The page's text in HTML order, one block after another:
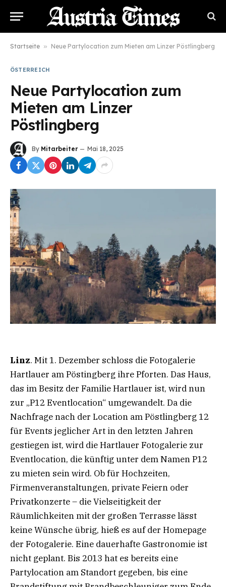
Startseite » Neue Partylocation zum Mieten am Linzer Pöstlingberg
ÖSTERREICH
Neue Partylocation zum
Mieten am Linzer
Pöstlingberg
By Mitarbeiter Mai 18, 2025
Linz. Mit 1. Dezember schloss die Fotogalerie
Hartlauer am Pöstingberg ihre Pforten. Das Haus,
das im Besitz der Familie Hartlauer ist, wird nun
zur „P12 Eventlocation“ umgewandelt. Da die
Nachfrage nach der Location am Pöstlingberg 12
für Events jeglicher Art in den letzten Jahren
gestiegen ist, wird die Hartlauer Fotogalerie zur
Eventlocation, die künftig unter dem Namen P12
zu mieten sein wird. Ob für Hochzeiten,
Firmenveranstaltungen, private Feiern oder
Privatkonzerte – die Vielseitigkeit der
Räumlichkeiten mit der großen Terrasse lässt
keine Wünsche übrig, hieß es auf der Homepage
der Fotogalerie. Eine dauerhafte Gastronomie ist
nicht geplant. Bis 2013 hat es bereits eine
Partylocation am Standort gegeben, bis eine